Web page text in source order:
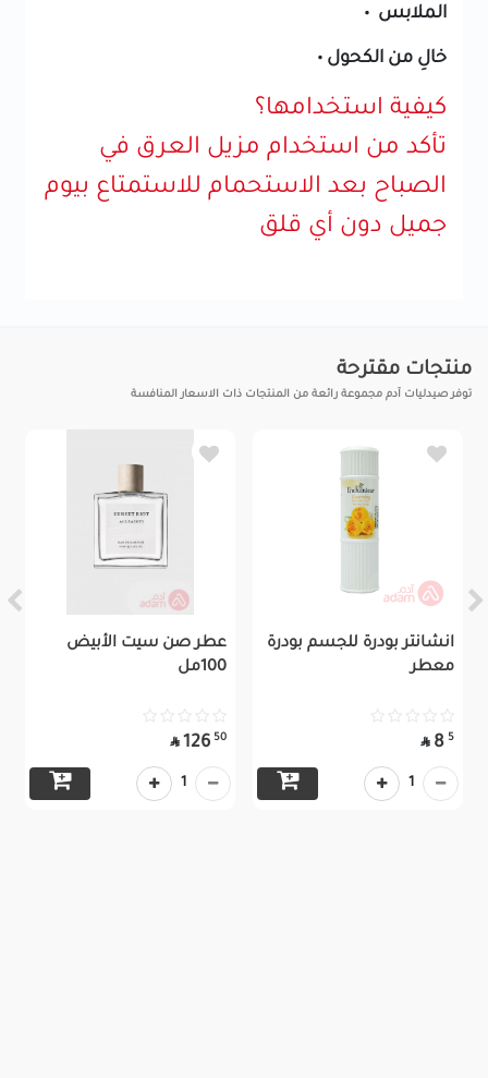
الملابس •
خالِ من الكحول •
كيفية استخدامها؟
تأكد من استخدام مزيل العرق في
الصباح بعد الاستحمام للاستمتاع بيوم
جميل دون أي قلق
منتجات مقترحة
توفر صيدليات آدم مجموعة رائعة من المنتجات ذات الاسعار المنافسة
انشانتر بودرة للجسم بودرة
معطر
5
8

1
عطر صن سيت الأبيض
100مل
50
126

1